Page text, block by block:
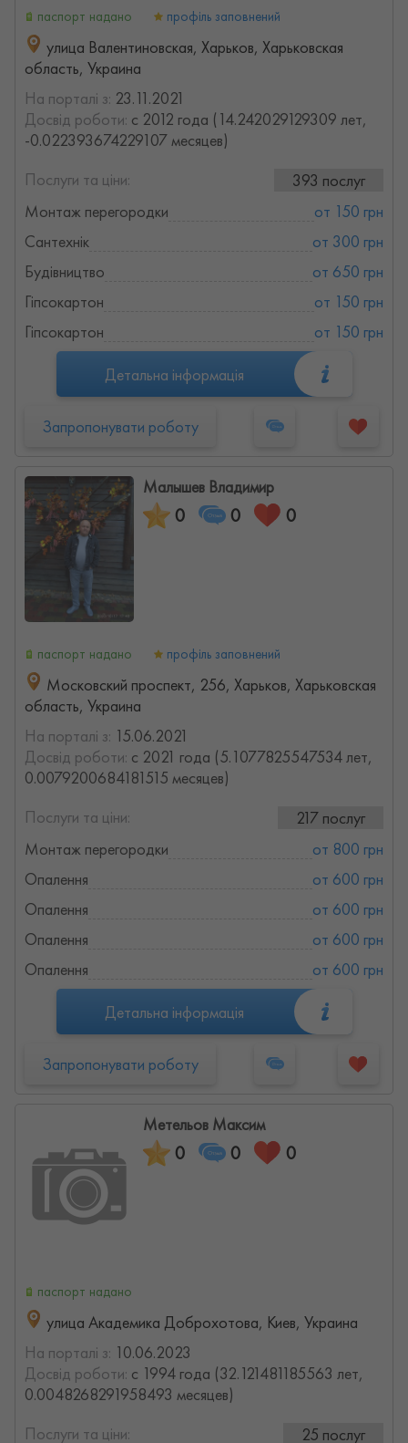
паспорт надано профіль заповнений
улица Валентиновская, Харьков, Харьковская
область, Украина
На порталі з: 23.11.2021
Досвід роботи: с 2012 года (14.242029129309 лет,
-0.022393674229107 месяцев)
Послуги та ціни:
393 послуг
Монтаж перегородки
от 150 грн
Сантехнік
от 300 грн
Будівництво
от 650 грн
Гіпсокартон
от 150 грн
Гіпсокартон
от 150 грн
Детальна інформація
Запропонувати роботу
Малышев Владимир
0 0 0
паспорт надано профіль заповнений
Московский проспект, 256, Харьков, Харьковская
область, Украина
На порталі з: 15.06.2021
Досвід роботи: с 2021 года (5.1077825547534 лет,
0.0079200684181515 месяцев)
Послуги та ціни:
217 послуг
Монтаж перегородки
от 800 грн
Опалення
от 600 грн
Опалення
от 600 грн
Опалення
от 600 грн
Опалення
от 600 грн
Детальна інформація
Запропонувати роботу
Метельов Максим
0 0 0
паспорт надано
улица Академика Доброхотова, Киев, Украина
На порталі з: 10.06.2023
Досвід роботи: с 1994 года (32.121481185563 лет,
0.0048268291958493 месяцев)
Послуги та ціни:
25 послуг